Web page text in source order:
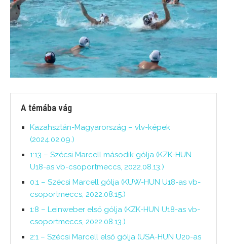
A témába vág
Kazahsztán-Magyarország – vlv-képek
(2024.02.09.)
1:13 – Szécsi Marcell második gólja (KZK-HUN
U18-as vb-csoportmeccs, 2022.08.13.)
0:1 – Szécsi Marcell gólja (KUW-HUN U18-as vb-
csoportmeccs, 2022.08.15.)
1:8 – Leinweber első gólja (KZK-HUN U18-as vb-
csoportmeccs, 2022.08.13.)
2:1 – Szécsi Marcell első gólja (USA-HUN U20-as